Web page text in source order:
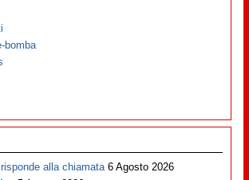
bomba
alla chiamata 6 Agosto 2026